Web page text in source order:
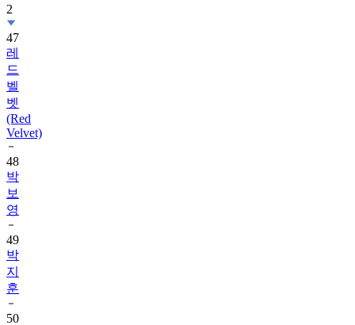
47
레
드
벨
벳
(Red
Velvet)
48
박
보
영
49
박
지
훈
50
올
데